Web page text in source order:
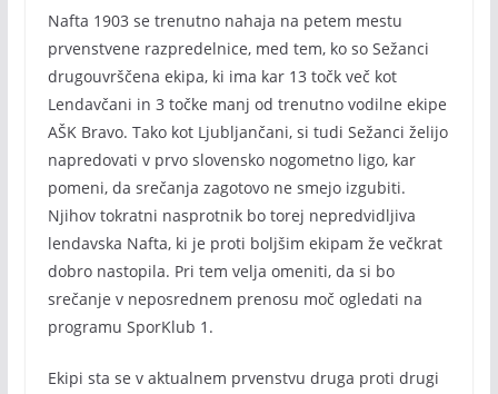
Nafta 1903 se trenutno nahaja na petem mestu
prvenstvene razpredelnice, med tem, ko so Sežanci
drugouvrščena ekipa, ki ima kar 13 točk več kot
Lendavčani in 3 točke manj od trenutno vodilne ekipe
AŠK Bravo. Tako kot Ljubljančani, si tudi Sežanci želijo
napredovati v prvo slovensko nogometno ligo, kar
pomeni, da srečanja zagotovo ne smejo izgubiti.
Njihov tokratni nasprotnik bo torej nepredvidljiva
lendavska Nafta, ki je proti boljšim ekipam že večkrat
dobro nastopila. Pri tem velja omeniti, da si bo
srečanje v neposrednem prenosu moč ogledati na
programu SporKlub 1.
Ekipi sta se v aktualnem prvenstvu druga proti drugi